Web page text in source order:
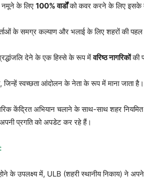
नमूने के लिए 100% वार्डोंको कवर करने के लिए इसके
के समग्र कल्याण और भलाई के लिए शहरों की पहल
देने के एक हिस्से के रूप मेंवरिष्ठ नागरिकोंकी
जिन्हें स्वच्छता आंदोलन के नेता के रूप में माना जाता है।
केंद्रित अभियान चलाने के साथ-साथ शहर
प्रगति को अपडेट कर रहे हैं।
के उपलक्ष्य में, ULB (शहरी स्थानीय निकाय) ने